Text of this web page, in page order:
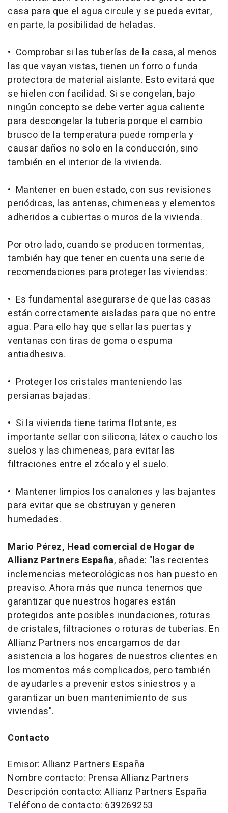
casa para que el agua circule y se pueda evitar,
en parte, la posibilidad de heladas.
• Comprobar si las tuberías de la casa, al menos
las que vayan vistas, tienen un forro o funda
protectora de material aislante. Esto evitará que
se hielen con facilidad. Si se congelan, bajo
ningún concepto se debe verter agua caliente
para descongelar la tubería porque el cambio
brusco de la temperatura puede romperla y
causar daños no solo en la conducción, sino
también en el interior de la vivienda.
• Mantener en buen estado, con sus revisiones
periódicas, las antenas, chimeneas y elementos
adheridos a cubiertas o muros de la vivienda.
Por otro lado, cuando se producen tormentas,
también hay que tener en cuenta una serie de
recomendaciones para proteger las viviendas:
• Es fundamental asegurarse de que las casas
están correctamente aisladas para que no entre
agua. Para ello hay que sellar las puertas y
ventanas con tiras de goma o espuma
antiadhesiva.
• Proteger los cristales manteniendo las
persianas bajadas.
• Si la vivienda tiene tarima flotante, es
importante sellar con silicona, látex o caucho los
suelos y las chimeneas, para evitar las
filtraciones entre el zócalo y el suelo.
• Mantener limpios los canalones y las bajantes
para evitar que se obstruyan y generen
humedades.
Mario Pérez, Head comercial de Hogar de
Allianz Partners España, añade: "las recientes
inclemencias meteorológicas nos han puesto en
preaviso. Ahora más que nunca tenemos que
garantizar que nuestros hogares están
protegidos ante posibles inundaciones, roturas
de cristales, filtraciones o roturas de tuberías. En
Allianz Partners nos encargamos de dar
asistencia a los hogares de nuestros clientes en
los momentos más complicados, pero también
de ayudarles a prevenir estos siniestros y a
garantizar un buen mantenimiento de sus
viviendas".
Contacto
Emisor: Allianz Partners España
Nombre contacto: Prensa Allianz Partners
Descripción contacto: Allianz Partners España
Teléfono de contacto: 639269253